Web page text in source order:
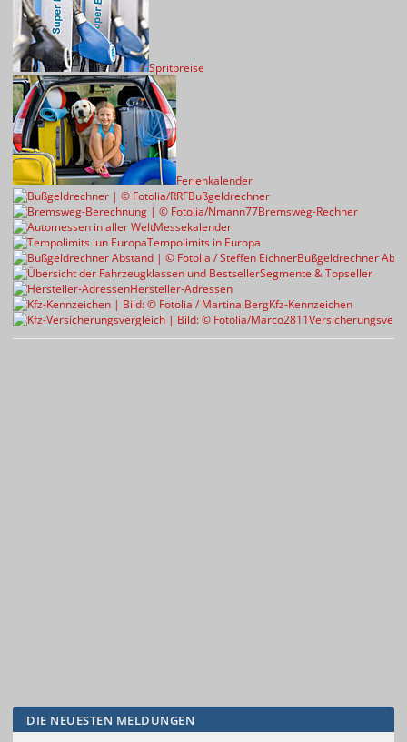
Spritpreise
Ferienkalender
Bußgeldrechner
Bremsweg-Rechner
Messekalender
Tempolimits in Europa
Bußgeldrechner
Segmente & Topseller
Hersteller-Adressen
Kfz-Kennzeichen
DIE NEUESTEN MELDUNGEN